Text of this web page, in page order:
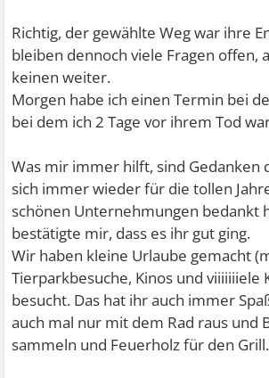
Richtig, der gewählte Weg war ihre
bleiben dennoch viele Fragen offen,
keinen weiter.
Morgen habe ich einen Termin bei
bei dem ich 2 Tage vor ihrem Tod
Was mir immer hilft, sind Gedanken
sich immer wieder für die tollen
schönen Unternehmungen bedankt
bestätigte mir, dass es ihr gut ging.
Wir haben kleine Urlaube gemacht
Tierparkbesuche, Kinos und viiiiiiiele
besucht. Das hat ihr auch immer
auch mal nur mit dem Rad raus und
sammeln und Feuerholz für den Grill.